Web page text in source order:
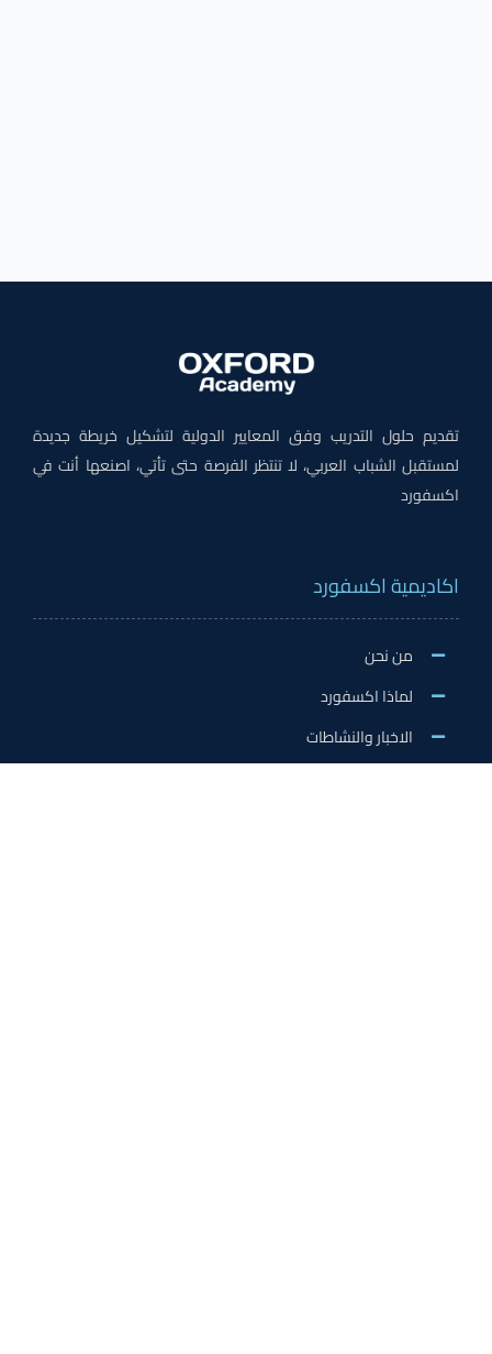
تقديم حلول التدريب وفق المعايير الدولية لتشكيل خريطة جديدة
لمستقبل الشباب العربي، لا تنتظر الفرصة حتى تأتي، اصنعها أنت في
اكسفورد
اكاديمية اكسفورد
من نحن
لماذا اكسفورد
الاخبار والنشاطات